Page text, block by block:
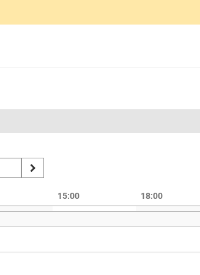
15:00 18:00